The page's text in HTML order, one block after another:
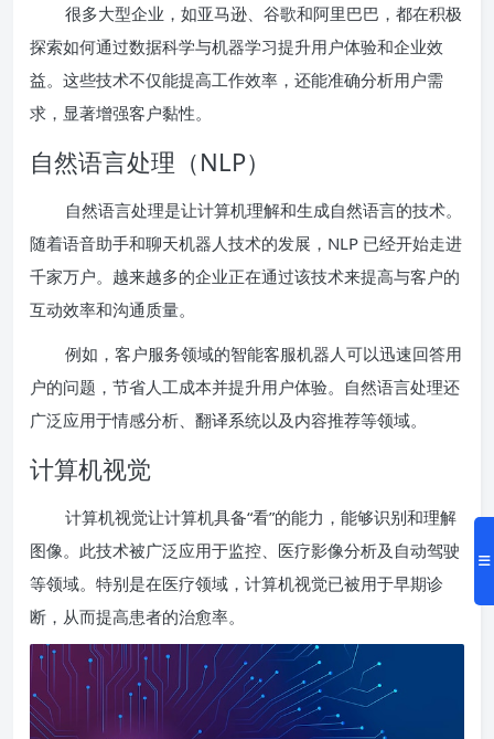
很多大型企业，如亚马逊、谷歌和阿里巴巴，都在积极
探索如何通过数据科学与机器学习提升用户体验和企业效
益。这些技术不仅能提高工作效率，还能准确分析用户需
求，显著增强客户黏性。
自然语言处理（NLP）
自然语言处理是让计算机理解和生成自然语言的技术。
随着语音助手和聊天机器人技术的发展，NLP 已经开始走进
千家万户。越来越多的企业正在通过该技术来提高与客户的
互动效率和沟通质量。
例如，客户服务领域的智能客服机器人可以迅速回答用
户的问题，节省人工成本并提升用户体验。自然语言处理还
广泛应用于情感分析、翻译系统以及内容推荐等领域。
计算机视觉
计算机视觉让计算机具备“看”的能力，能够识别和理解
图像。此技术被广泛应用于监控、医疗影像分析及自动驾驶
等领域。特别是在医疗领域，计算机视觉已被用于早期诊
断，从而提高患者的治愈率。